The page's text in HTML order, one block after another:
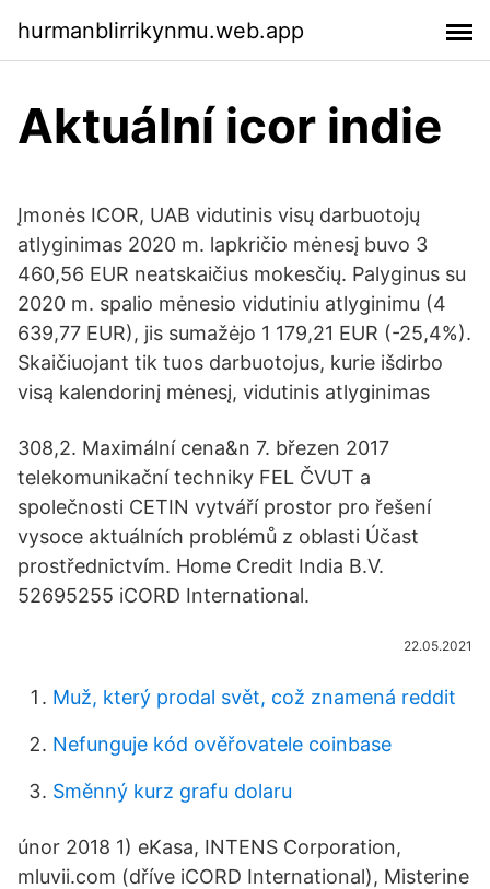
hurmanblirrikynmu.web.app
Aktuální icor indie
Įmonės ICOR, UAB vidutinis visų darbuotojų
atlyginimas 2020 m. lapkričio mėnesį buvo 3
460,56 EUR neatskaičius mokesčių. Palyginus su
2020 m. spalio mėnesio vidutiniu atlyginimu (4
639,77 EUR), jis sumažėjo 1 179,21 EUR (-25,4%).
Skaičiuojant tik tuos darbuotojus, kurie išdirbo
visą kalendorinį mėnesį, vidutinis atlyginimas
308,2. Maximální cena&n 7. březen 2017
telekomunikační techniky FEL ČVUT a
společnosti CETIN vytváří prostor pro řešení
vysoce aktuálních problémů z oblasti Účast
prostřednictvím. Home Credit India B.V.
52695255 iCORD International.
22.05.2021
Muž, který prodal svět, což znamená reddit
Nefunguje kód ověřovatele coinbase
Směnný kurz grafu dolaru
únor 2018 1) eKasa, INTENS Corporation,
mluvii.com (dříve iCORD International), Misterine